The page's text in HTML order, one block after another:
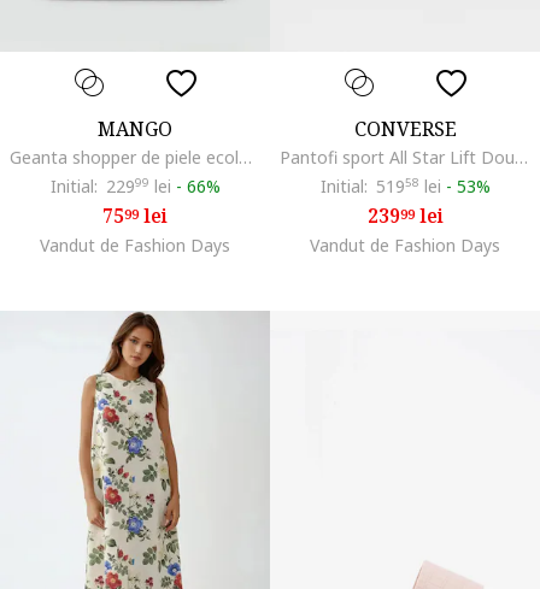
MANGO
Geanta shopper de piele ecologica, Negru
Initial: 22999 lei - 66%
7599lei
Vandut de Fashion Days
CONVERSE
Pantofi sport All Star Lift Double cu platforma, Alb/Negru
Initial: 51958 lei - 53%
23999lei
Vandut de Fashion Days